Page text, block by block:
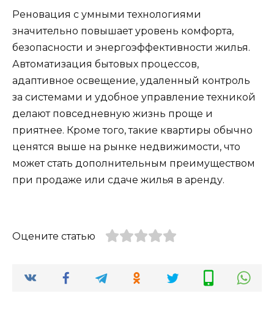
Реновация с умными технологиями
значительно повышает уровень комфорта,
безопасности и энергоэффективности жилья.
Автоматизация бытовых процессов,
адаптивное освещение, удаленный контроль
за системами и удобное управление техникой
делают повседневную жизнь проще и
приятнее. Кроме того, такие квартиры обычно
ценятся выше на рынке недвижимости, что
может стать дополнительным преимуществом
при продаже или сдаче жилья в аренду.
Оцените статью